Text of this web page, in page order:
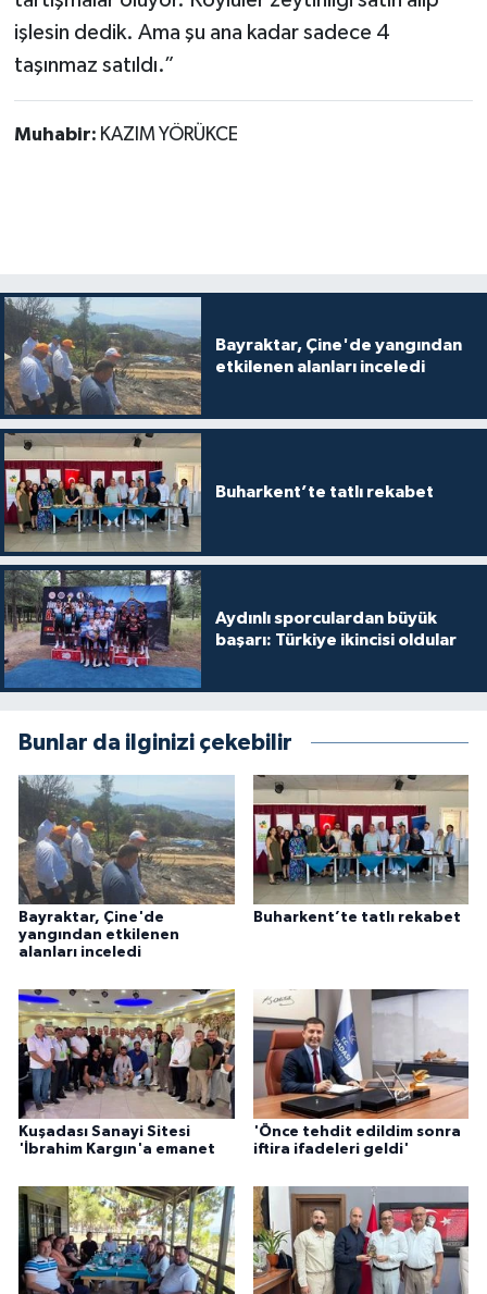
işlesin dedik. Ama şu ana kadar sadece 4
taşınmaz satıldı.”
Muhabir: KAZIM YÖRÜKCE
Bayraktar, Çine'de yangından
etkilenen alanları inceledi
Buharkent’te tatlı rekabet
Aydınlı sporculardan büyük
başarı: Türkiye ikincisi oldular
Bunlar da ilginizi çekebilir
Bayraktar, Çine'de
yangından etkilenen
alanları inceledi
Buharkent’te tatlı rekabet
Kuşadası Sanayi Sitesi
'İbrahim Kargın'a emanet
'Önce tehdit edildim sonra
iftira ifadeleri geldi'